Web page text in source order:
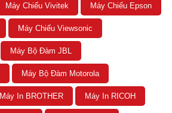
Máy Chiếu Vivitek Máy Chiếu Epson
Máy Chiếu Viewsonic
Máy Bộ Đàm JBL
Máy Bộ Đàm Motorola
Máy In BROTHER Máy In RICOH